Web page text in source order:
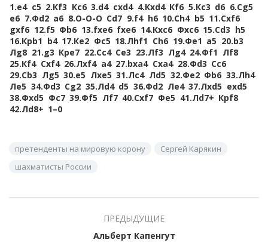
1.e4 c5 2.Кf3 Кc6 3.d4 cxd4 4.Кxd4 Кf6 5.Кc3 d6 6.Сg5
e6 7.Фd2 a6 8.O-O-O Сd7 9.f4 h6 10.Сh4 b5 11.Сxf6
gxf6 12.f5 Фb6 13.fxe6 fxe6 14.Кxc6 Фxc6 15.Сd3 h5
16.Крb1 b4 17.Кe2 Фc5 18.Лhf1 Сh6 19.Фe1 a5 20.b3
Лg8 21.g3 Крe7 22.Сc4 Сe3 23.Лf3 Лg4 24.Фf1 Лf8
25.Кf4 Сxf4 26.Лxf4 a4 27.bxa4 Сxa4 28.Фd3 Сc6
29.Сb3 Лg5 30.e5 Лxe5 31.Лc4 Лd5 32.Фe2 Фb6 33.Лh4
Лe5 34.Фd3 Сg2 35.Лd4 d5 36.Фd2 Лe4 37.Лxd5 exd5
38.Фxd5 Фc7 39.Фf5 Лf7 40.Сxf7 Фe5 41.Лd7+ Крf8
42.Лd8+ 1–0
претенденты на мировую корону
Сергей Карякин
шахматисты России
ПРЕДЫДУЩИЕ
Альберт Капенгут